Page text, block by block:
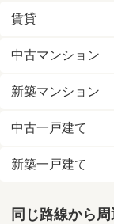
賃貸
中古マンション
新築マンション
中古一戸建て
新築一戸建て
同じ路線から